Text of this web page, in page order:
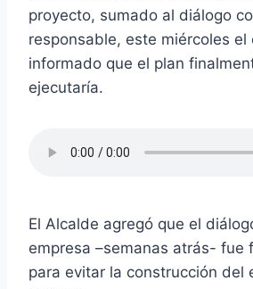
proyecto, sumado al diálogo
responsable, este miércoles el
informado que el plan
ejecutaría.
El Alcalde agregó que el
empresa –semanas atrás- fue
para evitar la construcción del